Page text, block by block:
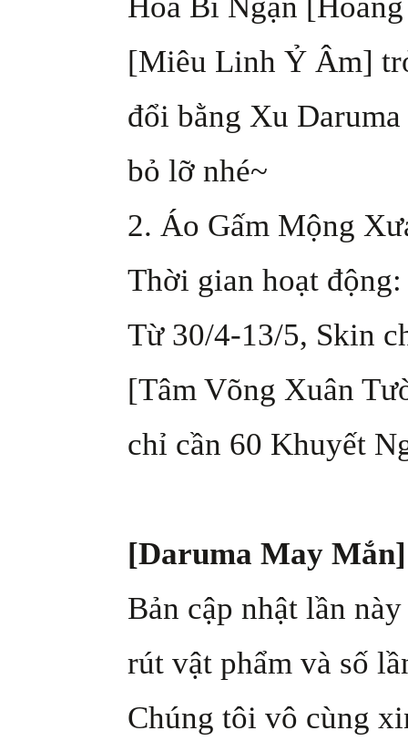
[Miêu Linh Ỷ Âm]
đổi bằng Xu
bỏ lỡ nhé~
2. Áo Gấm Mộng
Thời gian hoạt
Từ 30/4-13/5, Skin
[Tâm Võng Xuân
chỉ cần 60 Khuyết
[Daruma May Mắn]
Bản cập nhật lần
rút vật phẩm và số
Chúng tôi vô cùng